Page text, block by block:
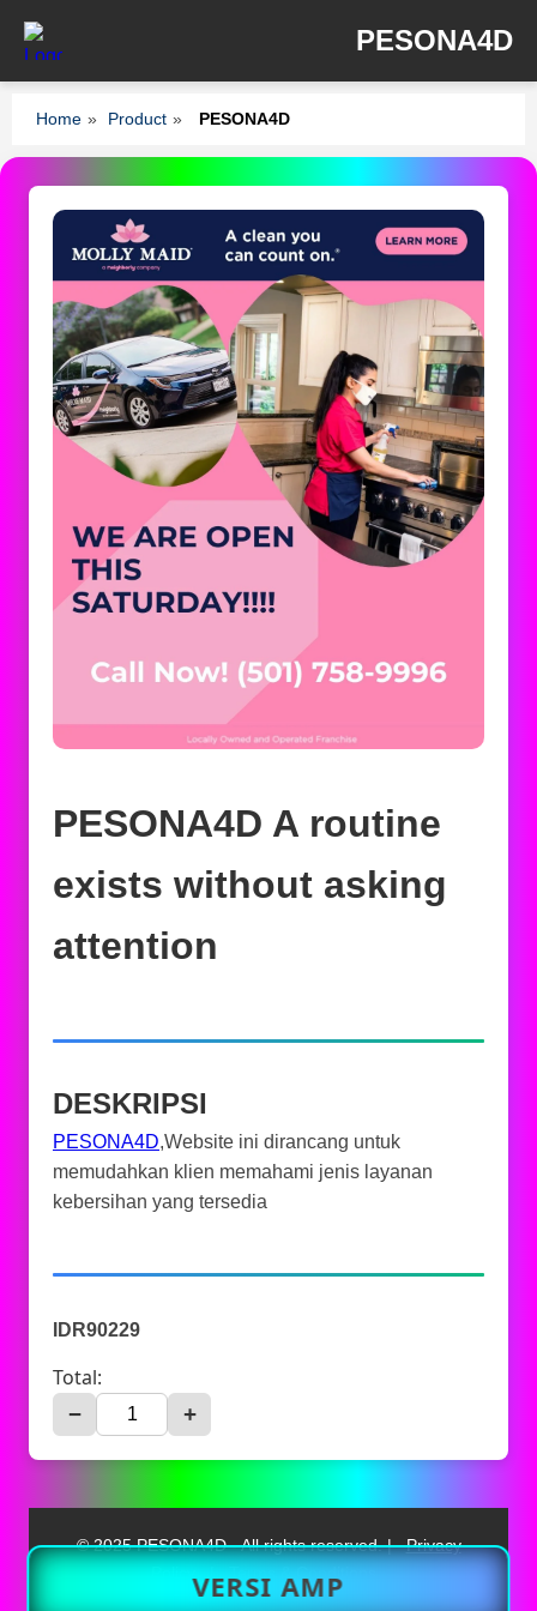
PESONA4D
Home » Product » PESONA4D
PESONA4D A routine
exists without asking
attention
DESKRIPSI
PESONA4D,Website ini dirancang untuk
memudahkan klien memahami jenis layanan
kebersihan yang tersedia
IDR90229
Total:
− +
VERSI AMP
© 2025 PESONA4D - All rights reserved. | Privacy